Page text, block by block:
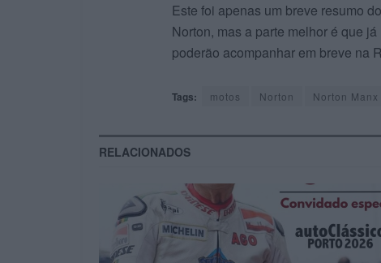
Este foi apenas um breve resumo
Norton, mas a parte melhor é que
poderão acompanhar em breve na
Tags: motos Norton Norton Manx
RELACIONADOS